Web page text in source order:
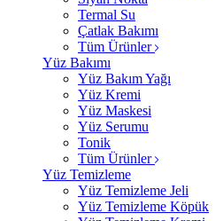
Termal Su
Çatlak Bakımı
Tüm Ürünler
Yüz Bakımı
Yüz Bakım Yağı
Yüz Kremi
Yüz Maskesi
Yüz Serumu
Tonik
Tüm Ürünler
Yüz Temizleme
Yüz Temizleme Jeli
Yüz Temizleme Köpük